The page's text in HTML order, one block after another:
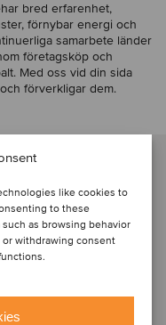
like cookies to
to these
as browsing behavior
withdrawing consent
bred erfarenhet,
förnybar energi och
samarbete länder
företagsköp och
Med oss vid din sida
förverkligar dem.